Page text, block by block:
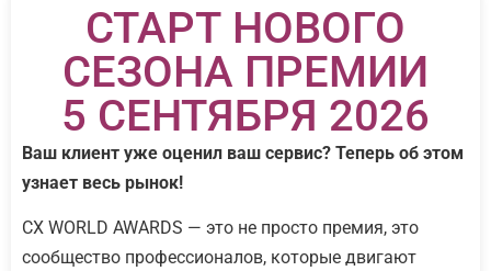
СТАРТ НОВОГО
СЕЗОНА ПРЕМИИ
5 СЕНТЯБРЯ 2026
Ваш клиент уже оценил ваш сервис? Теперь об этом
узнает весь рынок!
CX WORLD AWARDS — это не просто премия, это
сообщество профессионалов, которые двигают